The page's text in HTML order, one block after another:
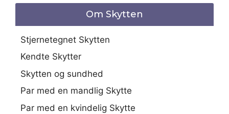
Om Skytten
Stjernetegnet Skytten
Kendte Skytter
Skytten og sundhed
Par med en mandlig Skytte
Par med en kvindelig Skytte